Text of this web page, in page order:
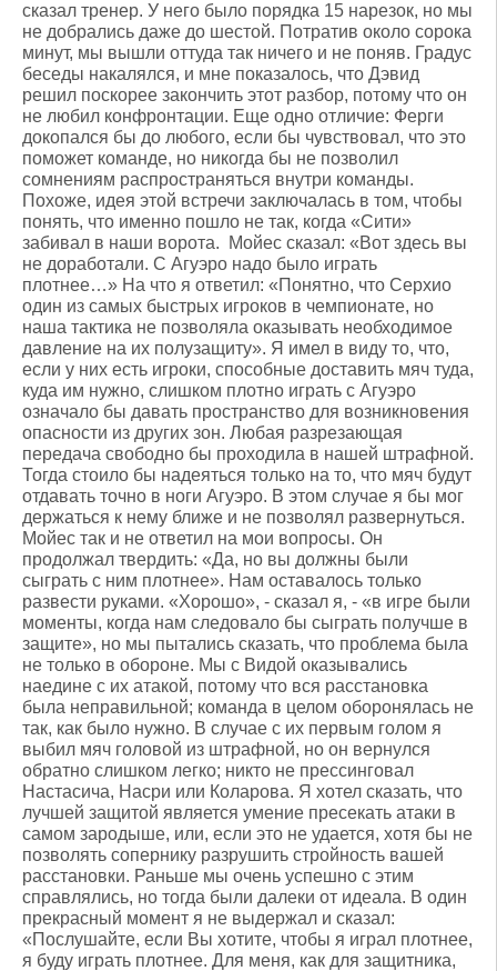
сказал тренер. У него было порядка 15 нарезок, но мы
не добрались даже до шестой. Потратив около сорока
минут, мы вышли оттуда так ничего и не поняв. Градус
беседы накалялся, и мне показалось, что Дэвид
решил поскорее закончить этот разбор, потому что он
не любил конфронтации. Еще одно отличие: Ферги
докопался бы до любого, если бы чувствовал, что это
поможет команде, но никогда бы не позволил
сомнениям распространяться внутри команды.
Похоже, идея этой встречи заключалась в том, чтобы
понять, что именно пошло не так, когда «Сити»
забивал в наши ворота. Мойес сказал: «Вот здесь вы
не доработали. С Агуэро надо было играть
плотнее…» На что я ответил: «Понятно, что Серхио
один из самых быстрых игроков в чемпионате, но
наша тактика не позволяла оказывать необходимое
давление на их полузащиту». Я имел в виду то, что,
если у них есть игроки, способные доставить мяч туда,
куда им нужно, слишком плотно играть с Агуэро
означало бы давать пространство для возникновения
опасности из других зон. Любая разрезающая
передача свободно бы проходила в нашей штрафной.
Тогда стоило бы надеяться только на то, что мяч будут
отдавать точно в ноги Агуэро. В этом случае я бы мог
держаться к нему ближе и не позволял развернуться.
Мойес так и не ответил на мои вопросы. Он
продолжал твердить: «Да, но вы должны были
сыграть с ним плотнее». Нам оставалось только
развести руками. «Хорошо», - сказал я, - «в игре были
моменты, когда нам следовало бы сыграть получше в
защите», но мы пытались сказать, что проблема была
не только в обороне. Мы с Видой оказывались
наедине с их атакой, потому что вся расстановка
была неправильной; команда в целом оборонялась не
так, как было нужно. В случае с их первым голом я
выбил мяч головой из штрафной, но он вернулся
обратно слишком легко; никто не прессинговал
Настасича, Насри или Коларова. Я хотел сказать, что
лучшей защитой является умение пресекать атаки в
самом зародыше, или, если это не удается, хотя бы не
позволять сопернику разрушить стройность вашей
расстановки. Раньше мы очень успешно с этим
справлялись, но тогда были далеки от идеала. В один
прекрасный момент я не выдержал и сказал:
«Послушайте, если Вы хотите, чтобы я играл плотнее,
я буду играть плотнее. Для меня, как для защитника,